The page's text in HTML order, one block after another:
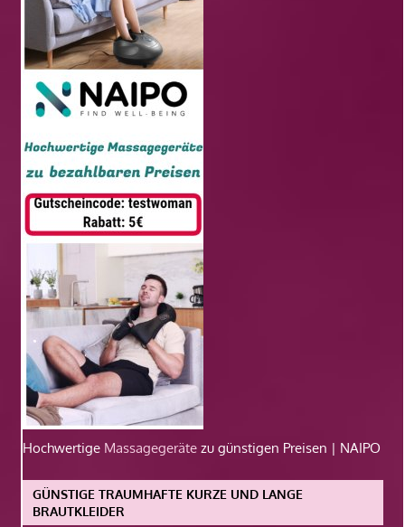
Hochwertige Massagegeräte zu günstigen Preisen | NAIPO
GÜNSTIGE TRAUMHAFTE KURZE UND LANGE
BRAUTKLEIDER